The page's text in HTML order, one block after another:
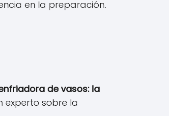
en la preparación.
de vasos: la
experto sobre la